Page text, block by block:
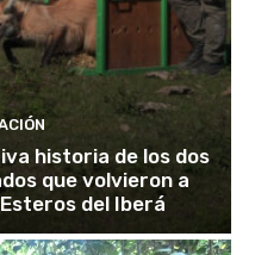
historia de los dos
que volvieron a
del Iberá